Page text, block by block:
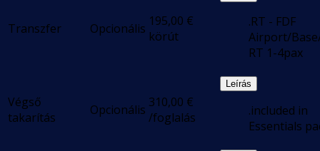
Transzfer Opcionális 195,00 €
körút
.RT - FDF
Airport/
RT 1-4pax
Végső
takarítás
Opcionális 310,00 €
/foglalás
Leírás
.included in
Essentials